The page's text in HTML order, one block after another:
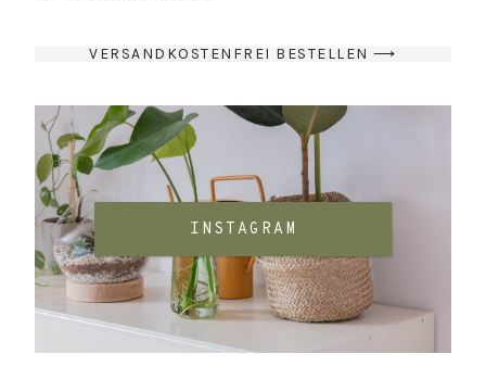
VERSANDKOSTENFREI BESTELLEN ⟶
INSTAGRAM